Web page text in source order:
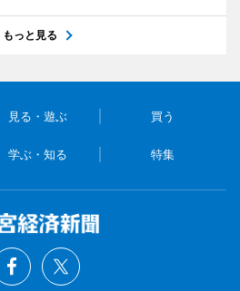
もっと見る
見る・遊ぶ 買う
学ぶ・知る 特集